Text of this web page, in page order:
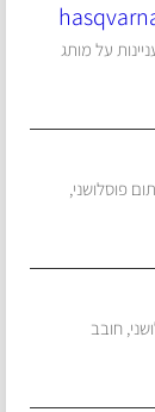
על מותג
פוסלושני,
חובב